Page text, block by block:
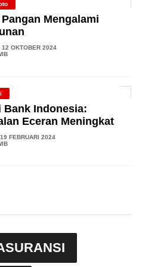
Mengalami
12 OKTOBER 2024
Bank Indonesia:
Eceran Meningkat
FEBRUARI 2024